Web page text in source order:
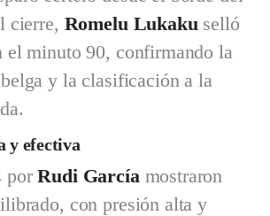
cierre, Romelu Lukakuselló
el minuto 90, confirmando la
y la clasificación a la
y efectiva
porRudi Garcíamostraron
con presión alta y